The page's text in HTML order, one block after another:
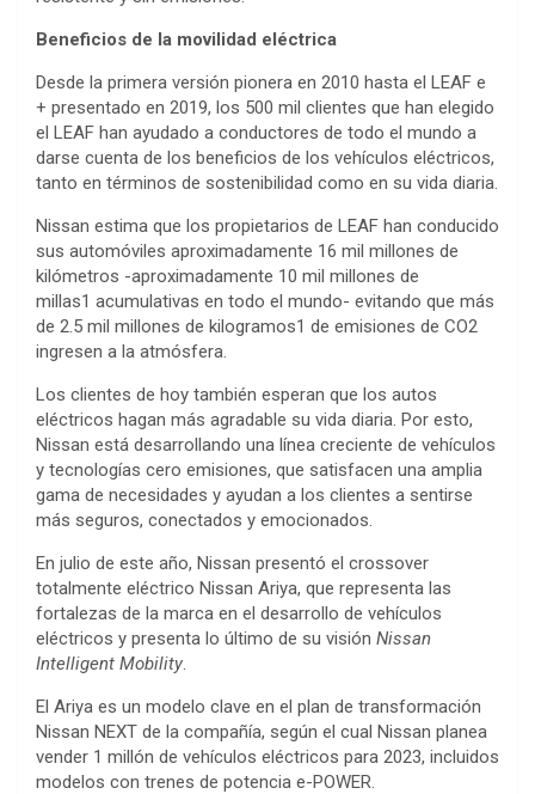
Beneficios de la movilidad eléctrica
Desde la primera versión pionera en 2010 hasta el LEAF e
+ presentado en 2019, los 500 mil clientes que han elegido
el LEAF han ayudado a conductores de todo el mundo a
darse cuenta de los beneficios de los vehículos eléctricos,
tanto en términos de sostenibilidad como en su vida diaria.
Nissan estima que los propietarios de LEAF han conducido
sus automóviles aproximadamente 16 mil millones de
kilómetros -aproximadamente 10 mil millones de
millas1 acumulativas en todo el mundo- evitando que más
de 2.5 mil millones de kilogramos1 de emisiones de CO2
ingresen a la atmósfera.
Los clientes de hoy también esperan que los autos
eléctricos hagan más agradable su vida diaria. Por esto,
Nissan está desarrollando una línea creciente de vehículos
y tecnologías cero emisiones, que satisfacen una amplia
gama de necesidades y ayudan a los clientes a sentirse
más seguros, conectados y emocionados.
En julio de este año, Nissan presentó el crossover
totalmente eléctrico Nissan Ariya, que representa las
fortalezas de la marca en el desarrollo de vehículos
eléctricos y presenta lo último de su visión Nissan
Intelligent Mobility.
El Ariya es un modelo clave en el plan de transformación
Nissan NEXT de la compañía, según el cual Nissan planea
vender 1 millón de vehículos eléctricos para 2023, incluidos
modelos con trenes de potencia e-POWER.